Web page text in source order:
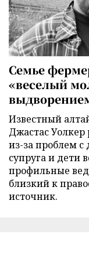
Семье
«веселый
Известный
Джастас Уолкер
из-за проблем с
супруга и дети
профильные
близкий к
источник.